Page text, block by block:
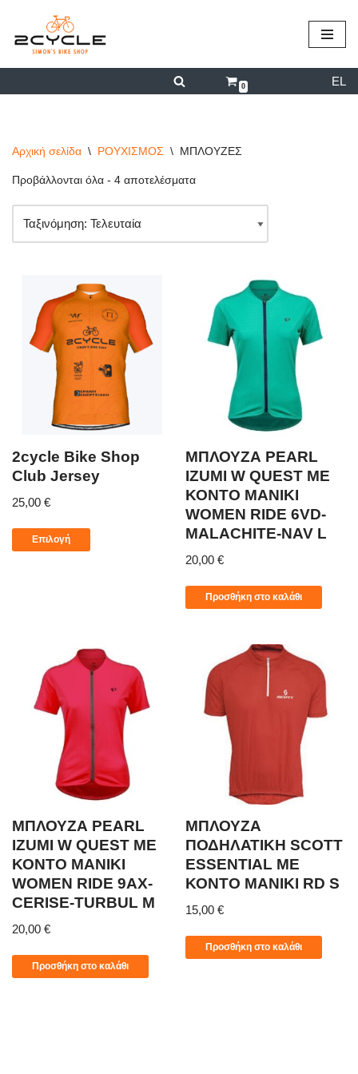
περιεχόμενο
Μεταπηδήστε
0 EL
Αρχική σελίδα \ ΡΟΥΧΙΣΜΟΣ \ ΜΠΛΟΥΖΕΣ
Προβάλλονται όλα - 4 αποτελέσματα
2cycle Bike Shop
Club Jersey
25,00 €
Επιλογή
ΜΠΛΟΥΖΑ PEARL
IZUMI W QUEST ΜΕ
ΚΟΝΤΟ ΜΑΝΙΚΙ
WOMEN RIDE 6VD-
MALACHITE-NAV L
20,00€
Προσθήκη στο καλάθι
ΜΠΛΟΥΖΑ PEARL
IZUMI W QUEST ΜΕ
ΚΟΝΤΟ ΜΑΝΙΚΙ
WOMEN RIDE 9AX-
CERISE-TURBUL M
20,00 €
Προσθήκη στο καλάθι
ΜΠΛΟΥΖΑ
ΠΟΔΗΛΑΤΙΚΗ SCOTT
ESSENTIAL ΜΕ
ΚΟΝΤΟ ΜΑΝΙΚΙ RD S
15,00€
Προσθήκη στο καλάθι